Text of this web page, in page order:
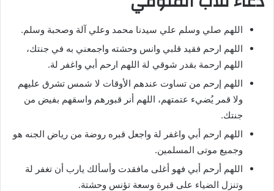
اللهم صلي وسلم علي سيدنا محمد وعلي آلة وصحبة وسلم.
اللهم ارحم فقيد قلبي وانس وحشته واجمعني به في جنتك،
اللهم ارحمة بقدر شوقي لة اللهم ارحم أبي واغفر لة.
اللهم إرحم من تساوت عندهم الأوقات لا شمس تشرق عليهم
ولا قمر يُضيء عتمتهم، اللهم أنر قبورهم واسقهم بفيض من
جنتك.
اللهم ارحم أبي واغفر لة واجعل قبره روضة من رياض الجنه هو
وجميع موتى المسلمين.
اللهم أرحم أبي فهو أغلى مافقدت وأسألك يارب أن تغفر لة
وتنزل الضياء على قبرة وسعة تؤنس وحشتة.